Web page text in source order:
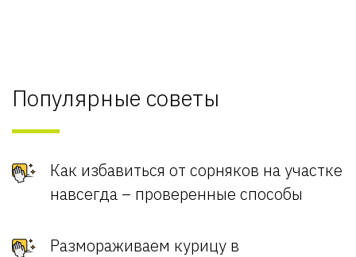
Популярные советы
Как избавиться от сорняков на участке
навсегда – проверенные способы
Размораживаем курицу в